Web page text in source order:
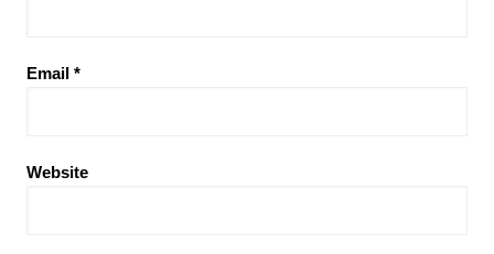
Email *
Website